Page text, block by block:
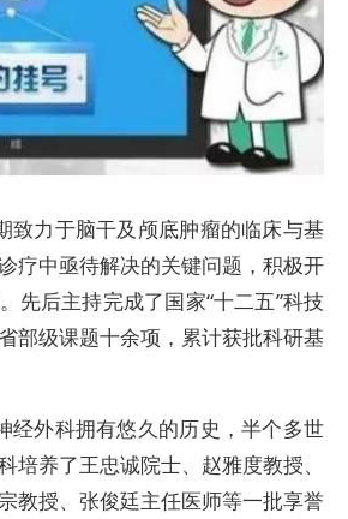
致力于脑干及颅底肿瘤的临床与基
疗中亟待解决的关键问题，积极开
先后主持完成了国家“十二五”科技
部级课题十余项，累计获批科研基
经外科拥有悠久的历史，半个多世
培养了王忠诚院士、赵雅度教授、
教授、张俊廷主任医师等一批享誉